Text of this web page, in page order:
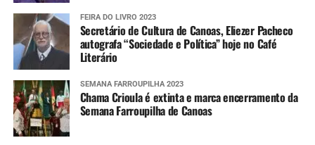
Aviso e alertas da Defesa Civil estadual
Imagens do radar meteorológico da Defesa
Civil estadual
Alertas
FEIRA DO LIVRO 2023
Secretário de Cultura de Canoas, Eliezer Pacheco
autografa “Sociedade e Política” hoje no Café
Literário
SEMANA FARROUPILHA 2023
Chama Crioula é extinta e marca encerramento da
Semana Farroupilha de Canoas